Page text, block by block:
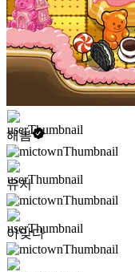
해봄
유저
아맞다